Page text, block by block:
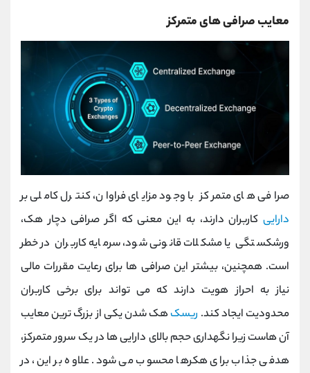
معایب صرافی های متمرکز
صرافی ‌های متمرکز با وجود مزایای فراوان، کنترل کاملی بر
دارایی کاربران دارند، به این معنی که اگر صرافی دچار هک،
ورشکستگی یا مشکلات قانونی شود، سرمایه کاربران در خطر
است. همچنین، بیشتر این صرافی‌ ها برای رعایت مقررات مالی
نیاز به احراز هویت دارند که می‌ تواند برای برخی کاربران
محدودیت ایجاد کند. ریسکهک شدن یکی از بزرگ ‌ترین معایب
آن ‌هاست زیرا نگهداری حجم بالای دارایی‌ ها در یک سرور متمرکز،
هدفی جذاب برای هکرها محسوب می ‌شود. علاوه بر این، در